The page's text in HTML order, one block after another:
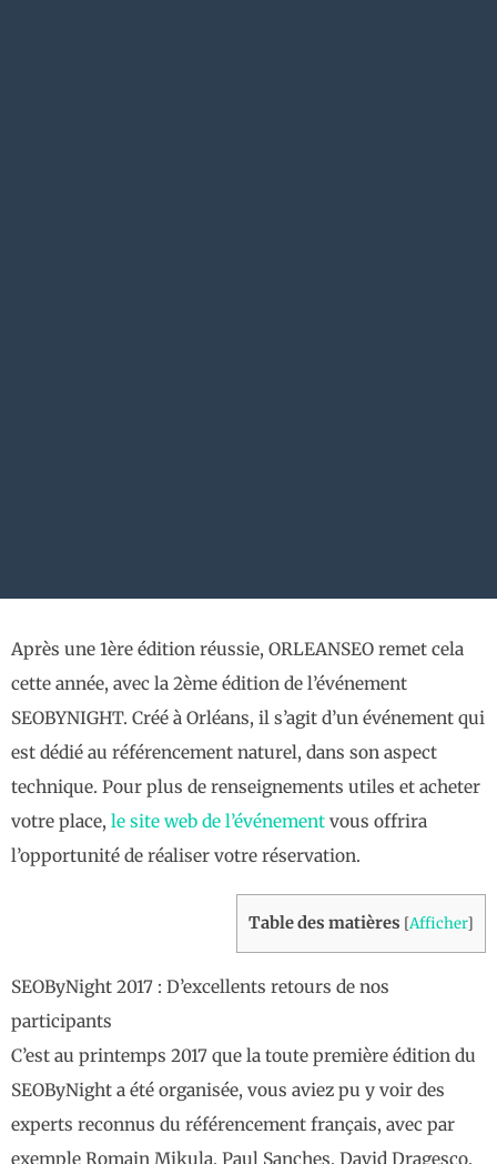
Après une 1ère édition réussie, ORLEANSEO remet cela
cette année, avec la 2ème édition de l’événement
SEOBYNIGHT. Créé à Orléans, il s’agit d’un événement qui
est dédié au référencement naturel, dans son aspect
technique. Pour plus de renseignements utiles et acheter
votre place, le site web de l’événement vous offrira
l’opportunité de réaliser votre réservation.
Table des matières [Afficher]
SEOByNight 2017 : D’excellents retours de nos
participants
C’est au printemps 2017 que la toute première édition du
SEOByNight a été organisée, vous aviez pu y voir des
experts reconnus du référencement français, avec par
exemple Romain Mikula, Paul Sanches, David Dragesco,